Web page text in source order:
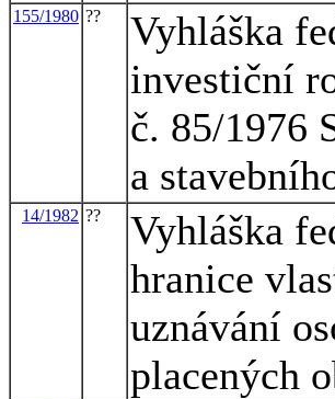
155/1980 ??
Vyhláška
investiční
č. 85/1976
a
14/1982 ??
Vyhláška
hranice
uznávání
placených